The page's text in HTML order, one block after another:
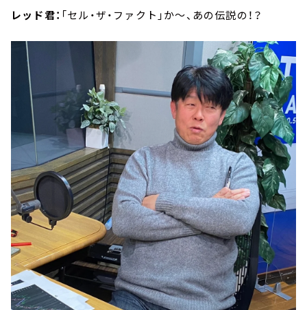
レッド君： 「セル・ザ・ファクト」か～、あの伝説の！？